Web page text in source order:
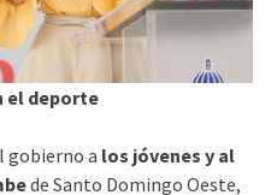
el deporte
gobierno a los jóvenes y al
de Santo Domingo Oeste,